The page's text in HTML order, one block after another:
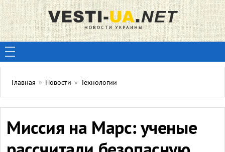
Главная » Новости » Технологии
Миссия на Марс: ученые